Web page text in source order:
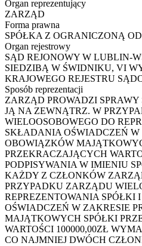
Organ reprezentujący
ZARZĄD
Forma prawna
SPÓŁKA Z OGRANICZONĄ
Organ rejestrowy
SĄD REJONOWY W LUBLIN-
SIEDZIBĄ W ŚWIDNIKU, VI
KRAJOWEGO REJESTRU
Sposób reprezentacji
ZARZĄD PROWADZI SPRAWY
JĄ NA ZEWNĄTRZ. W
WIELOOSOBOWEGO DO
SKŁADANIA OŚWIADCZEŃ W
OBOWIĄZKÓW
PRZEKRACZAJĄCYCH
PODPISYWANIA W IMIENIU
KAŻDY Z CZŁONKÓW
PRZYPADKU ZARZĄDU
REPREZENTOWANIA SPÓŁKI
OŚWIADCZEŃ W ZAKRESIE
MAJĄTKOWYCH SPÓŁKI
WARTOŚCI 100000,00ZŁ
CO NAJMNIEJ DWÓCH